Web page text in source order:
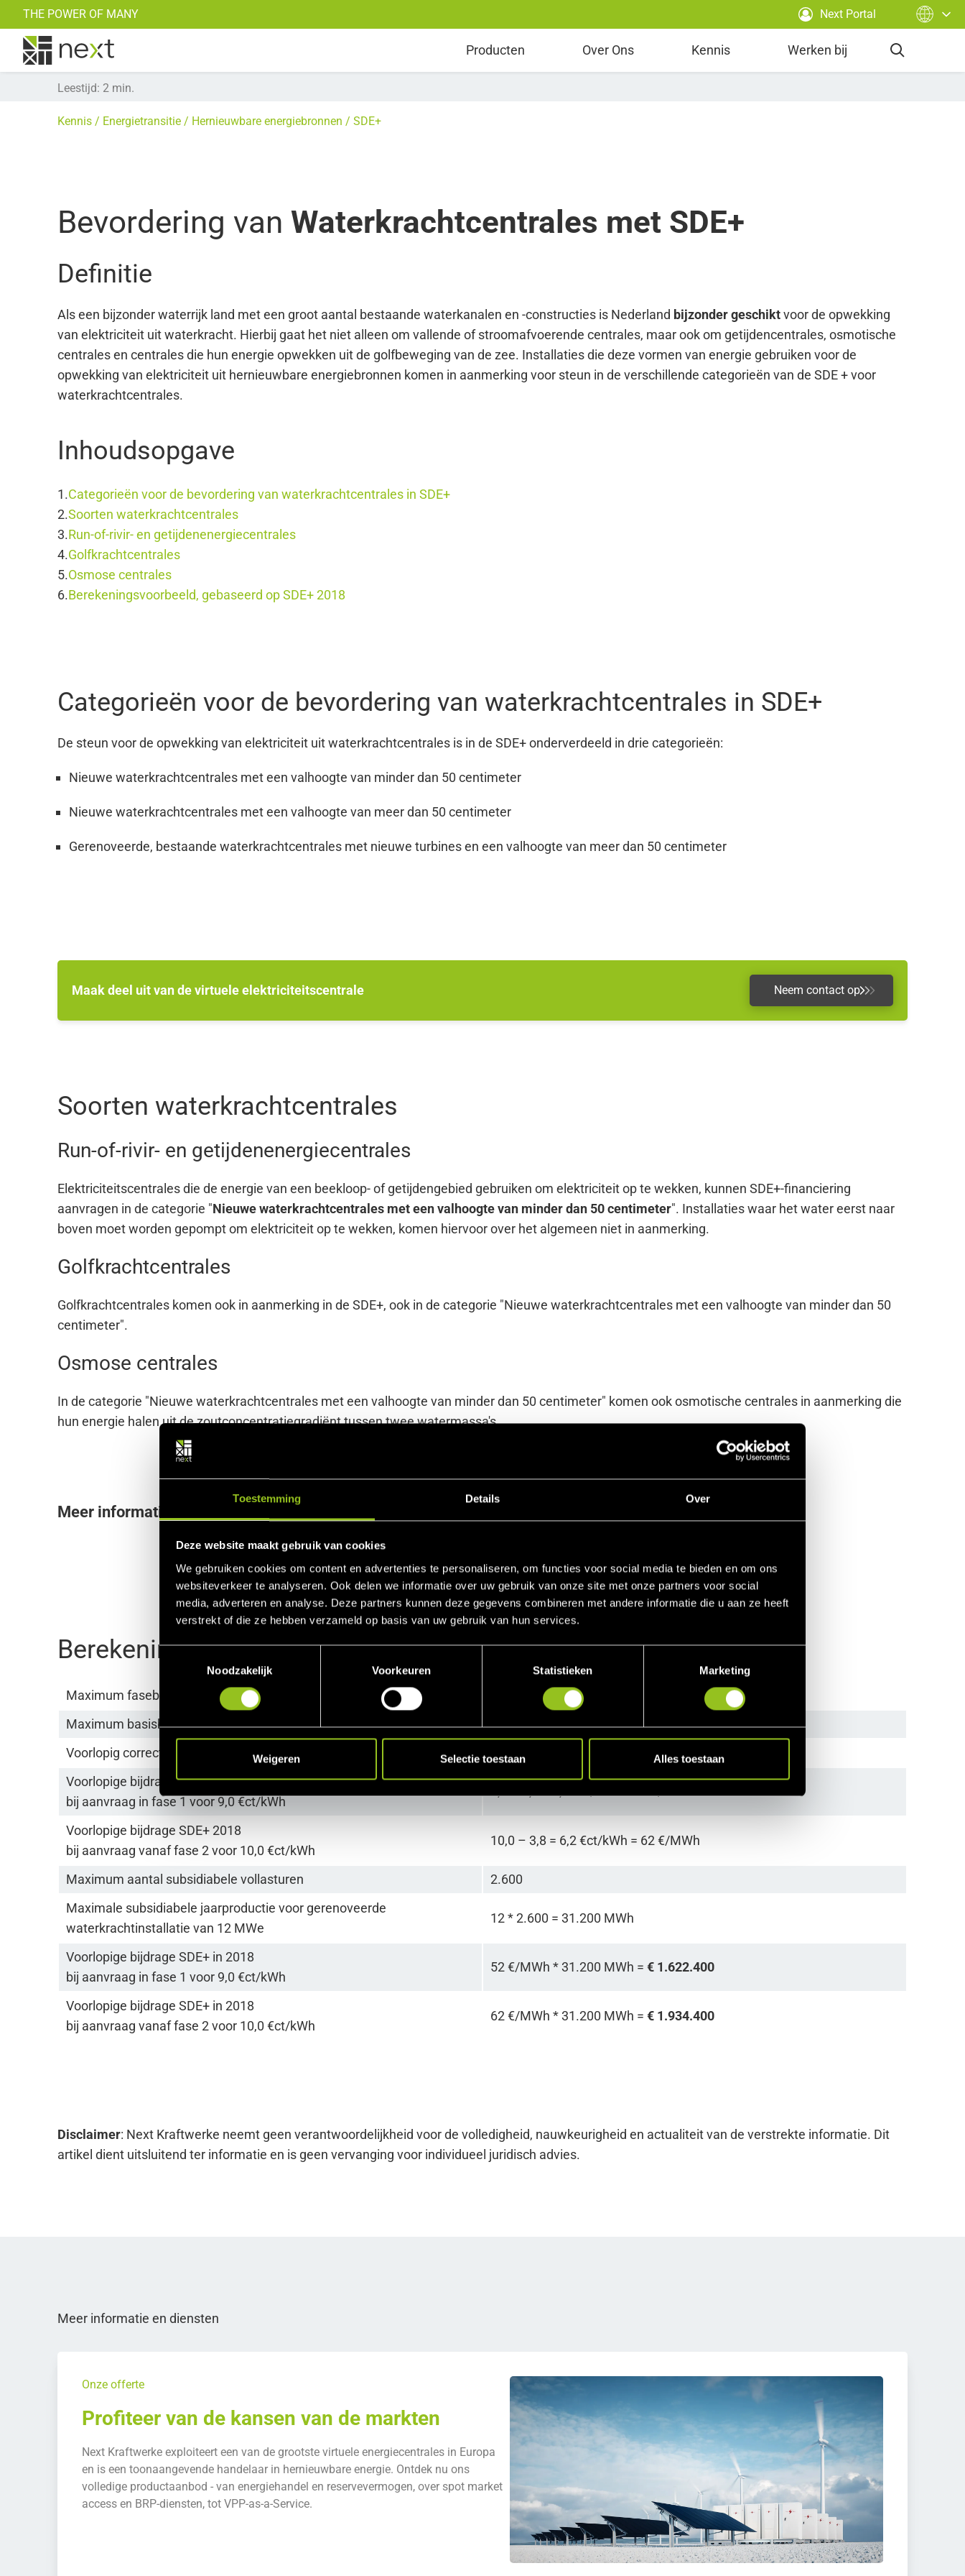
Toestemming Details Over
Deze website maakt gebruik van cookies
We gebruiken cookies om content en advertenties te personaliseren, om functies voor social media te bieden en om ons
websiteverkeer te analyseren. Ook delen we informatie over uw gebruik van onze site met onze partners voor social
media, adverteren en analyse. Deze partners kunnen deze gegevens combineren met andere informatie die u aan ze heeft
verstrekt of die ze hebben verzameld op basis van uw gebruik van hun services.
t
i
n
g
e
e
c
i
e
Noodzakelijk Voorkeuren Statistieken Marketing
Weigeren Selectie toestaan Alles toestaan
THE POWER OF MANY Next Portal
Producten
Noodstroom
Over Ons
Simulatie
Kennis Werken bij
Leestijd: 2 min.
Kennis Energietransitie Hernieuwbare energiebronnen SDE+
Bevordering van Waterkrachtcentrales met SDE+
Definitie
Als een bijzonder waterrijk land met een groot aantal bestaande waterkanalen en -constructies is Nederland bijzonder geschiktvoor de opwekking
van elektriciteit uit waterkracht. Hierbij gaat het niet alleen om vallende of stroomafvoerende centrales, maar ook om getijdencentrales, osmotische
centrales en centrales die hun energie opwekken uit de golfbeweging van de zee. Installaties die deze vormen van energie gebruiken voor de
opwekking van elektriciteit uit hernieuwbare energiebronnen komen in aanmerking voor steun in de verschillende categorieën van de SDE + voor
waterkrachtcentrales.
Inhoudsopgave
Categorieën voor de bevordering van waterkrachtcentrales in SDE+
Soorten waterkrachtcentrales
Run-of-rivir- en getijdenenergiecentrales
Golfkrachtcentrales
Osmose centrales
Berekeningsvoorbeeld, gebaseerd op SDE+ 2018
Categorieën voor de bevordering van waterkrachtcentrales in SDE+
De steun voor de opwekking van elektriciteit uit waterkrachtcentrales is in de SDE+ onderverdeeld in drie categorieën:
Nieuwe waterkrachtcentrales met een valhoogte van minder dan 50 centimeter
Nieuwe waterkrachtcentrales met een valhoogte van meer dan 50 centimeter
Gerenoveerde, bestaande waterkrachtcentrales met nieuwe turbines en een valhoogte van meer dan 50 centimeter
Maak deel uit van de virtuele elektriciteitscentrale Neem contact op
Soorten waterkrachtcentrales
Run-of-rivir- en getijdenenergiecentrales
Elektriciteitscentrales die de energie van een beekloop- of getijdengebied gebruiken om elektriciteit op te wekken, kunnen SDE+-financiering
aanvragen in de categorie "Nieuwe waterkrachtcentrales met een valhoogte van minder dan 50 centimeter". Installaties waar het water eerst naar
boven moet worden gepompt om elektriciteit op te wekken, komen hiervoor over het algemeen niet in aanmerking.
Golfkrachtcentrales
Golfkrachtcentrales komen ook in aanmerking in de SDE+, ook in de categorie "Nieuwe waterkrachtcentrales met een valhoogte van minder dan 50
centimeter".
Osmose centrales
In de categorie "Nieuwe waterkrachtcentrales met een valhoogte van minder dan 50 centimeter" komen ook osmotische centrales in aanmerking die
hun energie halen uit de zoutconcentratiegradiënt tussen twee watermassa's.
Meer informatie
Berekeningsvoorbeeld, gebaseerd op SDE+ 2018
Maximum fasebedrag fase 1 (vrije categorie)
9.0 ct/kWh
Maximum basisbedrag vanaf fase 2
10,0 €ct/kWh
Voorlopig correctiebedrag 2018
3.8 ct/kWh
Voorlopige bijdrage SDE+ 2018
bij aanvraag in fase 1 voor 9,0 €ct/kWh
Voorlopige bijdrage SDE+ 2018
bij aanvraag vanaf fase 2 voor 10,0 €ct/kWh
10,0 – 3,8 = 6,2 €ct/kWh = 62 €/MWh
Maximum aantal subsidiabele vollasturen
2.600
Maximale subsidiabele jaarproductie voor gerenoveerde
waterkrachtinstallatie van 12 MWe
12 * 2.600 = 31.200 MWh
Voorlopige bijdrage SDE+ in 2018
bij aanvraag in fase 1 voor 9,0 €ct/kWh
52 €/MWh * 31.200 MWh = € 1.622.400
Voorlopige bijdrage SDE+ in 2018
bij aanvraag vanaf fase 2 voor 10,0 €ct/kWh
62 €/MWh * 31.200 MWh = € 1.934.400
Disclaimer: Next Kraftwerke neemt geen verantwoordelijkheid voor de volledigheid, nauwkeurigheid en actualiteit van de verstrekte informatie. Dit
artikel dient uitsluitend ter informatie en is geen vervanging voor individueel juridisch advies.
Meer informatie en diensten
Onze offerte
Profiteer van de kansen van de markten
Next Kraftwerke exploiteert een van de grootste virtuele energiecentrales in Europa
en is een toonaangevende handelaar in hernieuwbare energie. Ontdek nu ons
volledige productaanbod - van energiehandel en reservevermogen, over spot market
access en BRP-diensten, tot VPP-as-a-Service.